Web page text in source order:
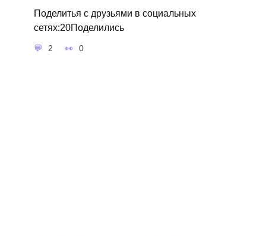
Поделитья с друзьями в социальных
сетях:20Поделились
2 0